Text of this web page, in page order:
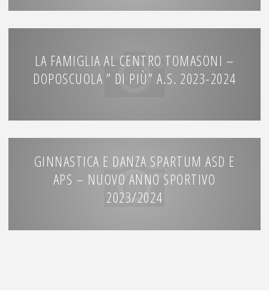
LA FAMIGLIA AL CENTRO TOMASONI –
DOPOSCUOLA ” DI PIÙ” A.S. 2023-2024
GINNASTICA E DANZA SPARTUM ASD E
APS – NUOVO ANNO SPORTIVO
2023/2024